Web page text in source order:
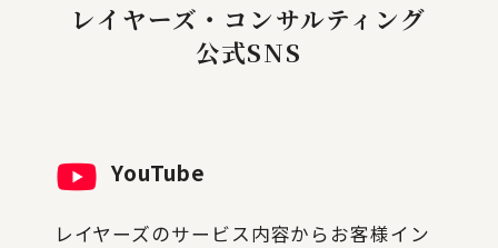
レイヤーズ・コンサルティング
公式SNS
YouTube
レイヤーズのサービス内容からお客様イン